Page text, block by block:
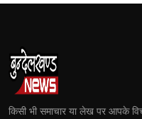
किसी भी समाचार या लेख पर आपके